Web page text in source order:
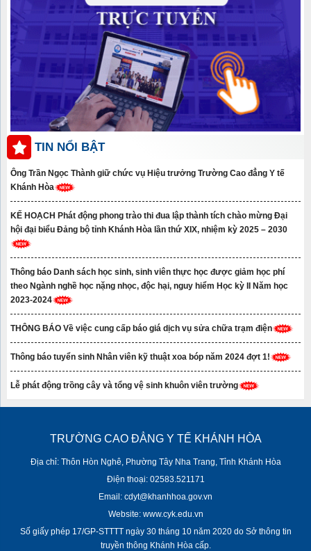
TIN NỔI BẬT
Ông Trần Ngọc Thành giữ chức vụ Hiệu trưởng Trường Cao đẳng Y tế
Khánh Hòa
KẾ HOẠCH Phát động phong trào thi đua lập thành tích chào mừng Đại
hội đại biểu Đảng bộ tỉnh Khánh Hòa lần thứ XIX, nhiệm kỳ 2025 – 2030
Thông báo Danh sách học sinh, sinh viên thực học được giảm học phí
theo Ngành nghề học nặng nhọc, độc hại, nguy hiểm Học kỳ II Năm học
2023-2024
THÔNG BÁO Về việc cung cấp báo giá dịch vụ sửa chữa trạm điện
Thông báo tuyển sinh Nhân viên kỹ thuật xoa bóp năm 2024 đợt 1!
Lễ phát động trồng cây và tổng vệ sinh khuôn viên trường
TRƯỜNG CAO ĐẲNG Y TẾ KHÁNH HÒA
Địa chỉ: Thôn Hòn Nghê, Phường Tây Nha Trang, Tỉnh Khánh Hòa
Điện thoại: 02583.521171
Email: cdyt@khanhhoa.gov.vn
Website: www.cyk.edu.vn
Số giấy phép 17/GP-STTTT ngày 30 tháng 10 năm 2020 do Sở thông tin
truyền thông Khánh Hòa cấp.